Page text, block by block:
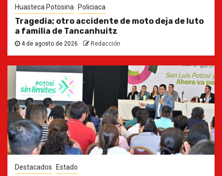
Huasteca Potosina Policiaca
Tragedia; otro accidente de moto deja de luto
a familia de Tancanhuitz
4 de agosto de 2026 Redacción
Destacados Estado